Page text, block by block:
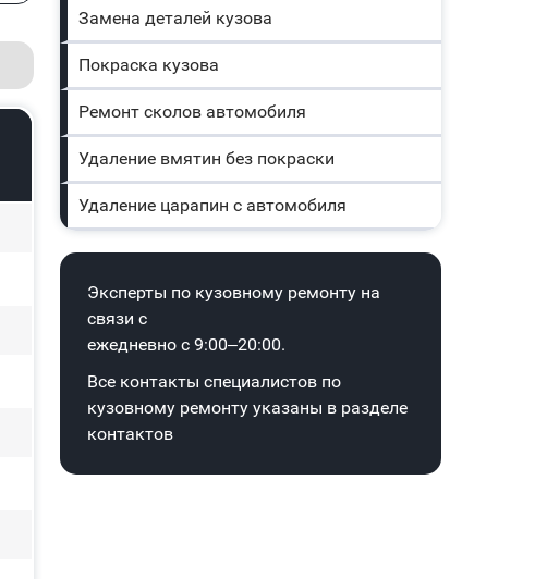
Замена деталей кузова
Покраска кузова
Ремонт сколов автомобиля
Удаление вмятин без покраски
Удаление царапин с автомобиля
Эксперты по кузовному ремонту на
связи с
ежедневно с 9:00–20:00.
Все контакты специалистов по
кузовному ремонту указаны в разделе
контактов